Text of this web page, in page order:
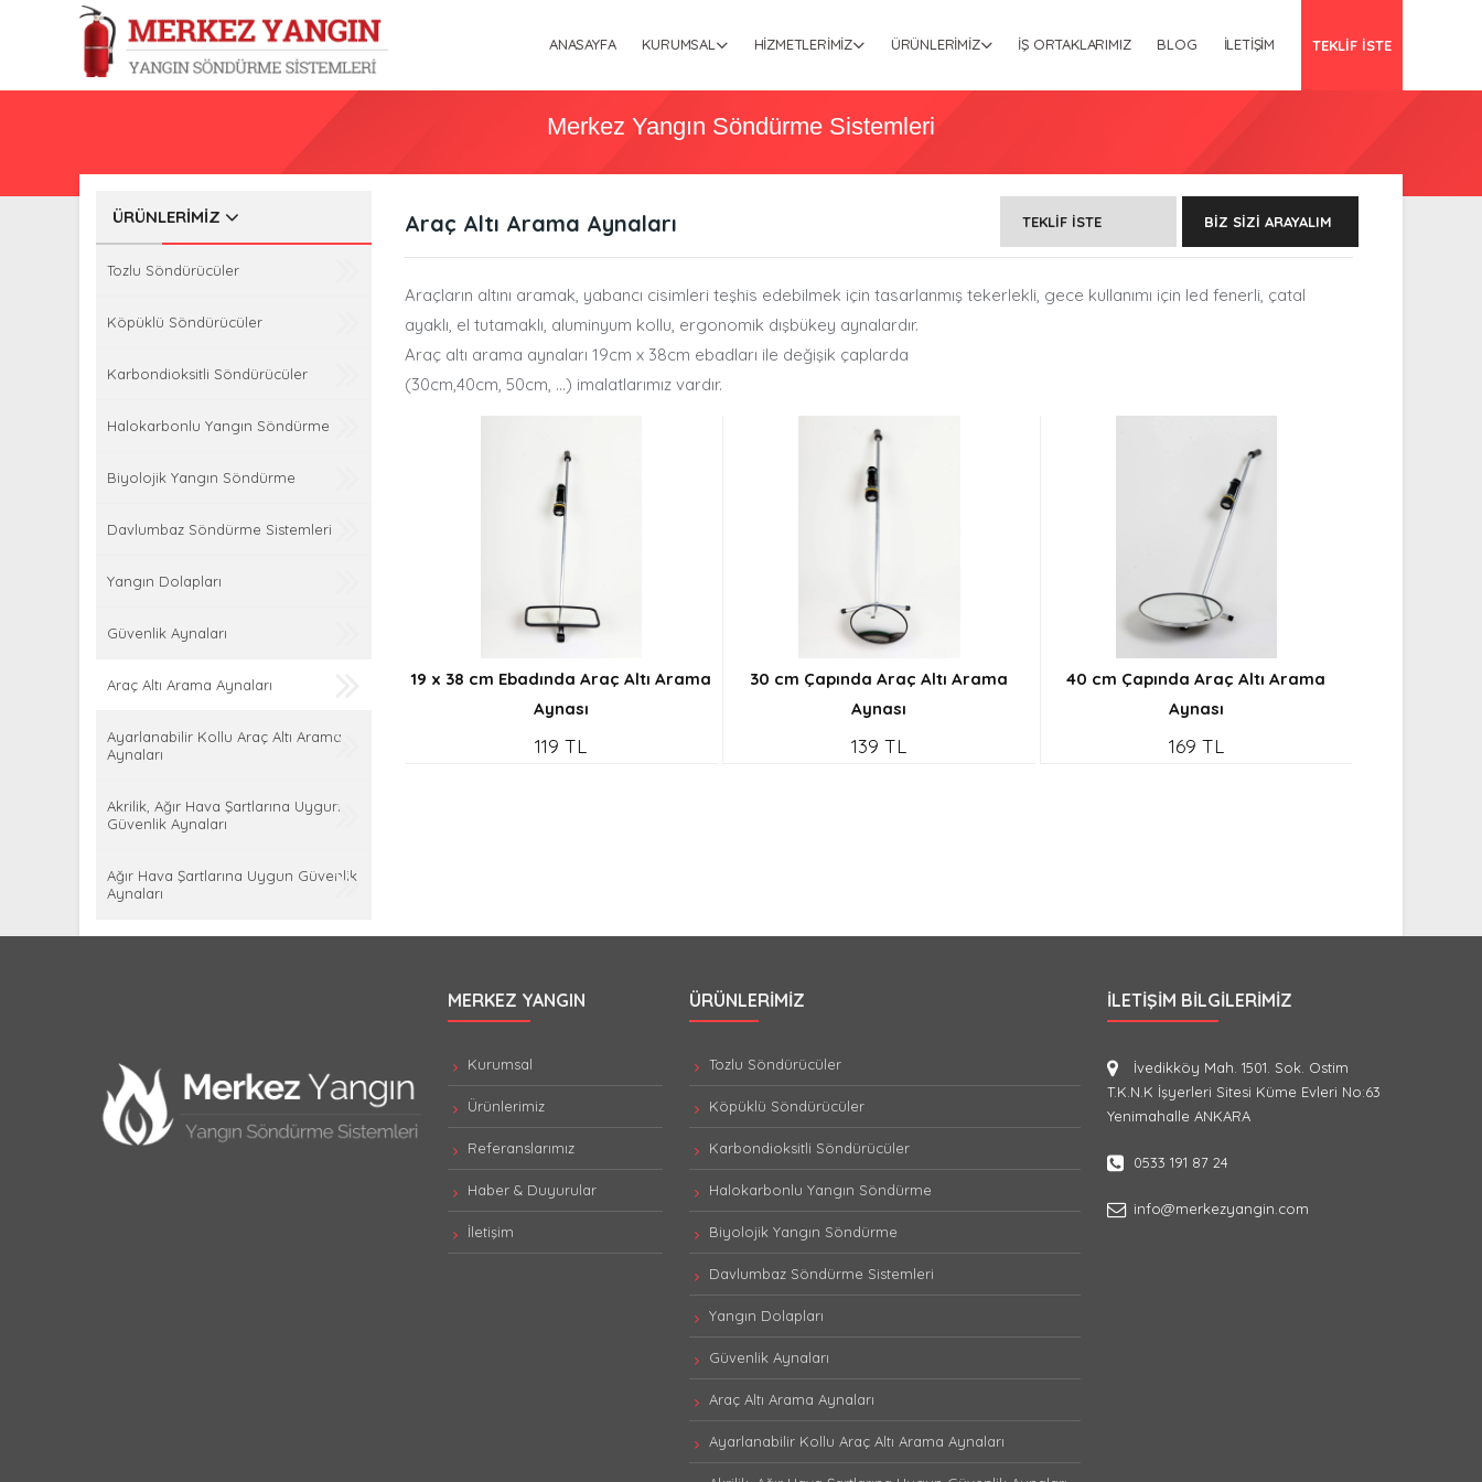
ANASAYFA KURUMSAL HIZMETLERIMIZ ÜRÜNLERIMIZ İŞ ORTAKLARIMIZ BLOG İLETIŞIM TEKLİF İSTE
Merkez Yangın Söndürme Sistemleri
ÜRÜNLERIMIZ
Tozlu Söndürücüler
Köpüklü Söndürücüler
Karbondioksitli Söndürücüler
Halokarbonlu Yangın Söndürme
Biyolojik Yangın Söndürme
Davlumbaz Söndürme Sistemleri
Yangın Dolapları
Güvenlik Aynaları
Araç Altı Arama Aynaları
Ayarlanabilir Kollu Araç Altı Arama
Aynaları
Akrilik, Ağır Hava Şartlarına Uygun
Güvenlik Aynaları
Ağır Hava Şartlarına Uygun Güvenlik
Aynaları
Araç Altı Arama Aynaları TEKLIF İSTE BIZ SIZI ARAYALIM
Araçların altını aramak, yabancı cisimleri teşhis edebilmek için tasarlanmış tekerlekli, gece kullanımı için led fenerli, çatal
ayaklı, el tutamaklı, aluminyum kollu, ergonomik dışbükey aynalardır.
Araç altı arama aynaları 19cm x 38cm ebadları ile değişik çaplarda
(30cm,40cm, 50cm, ...) imalatlarımız vardır.
19 x 38 cm Ebadında Araç Altı Arama
Aynası
119 TL
30 cm Çapında Araç Altı Arama
Aynası
139 TL
40 cm Çapında Araç Altı Arama
Aynası
169 TL
MERKEZ YANGIN
Kurumsal
Ürünlerimiz
Referanslarımız
Haber & Duyurular
İletişim
ÜRÜNLERIMIZ
Tozlu Söndürücüler
Köpüklü Söndürücüler
Karbondioksitli Söndürücüler
Halokarbonlu Yangın Söndürme
Biyolojik Yangın Söndürme
Davlumbaz Söndürme Sistemleri
Yangın Dolapları
Güvenlik Aynaları
Araç Altı Arama Aynaları
Ayarlanabilir Kollu Araç Altı Arama Aynaları
İLETIŞIM BILGILERIMIZ
İvedikköy Mah. 1501. Sok. Ostim
T.K.N.K İşyerleri Sitesi Küme Evleri No:63
Yenimahalle ANKARA
0533 191 87 24
info@merkezyangin.com